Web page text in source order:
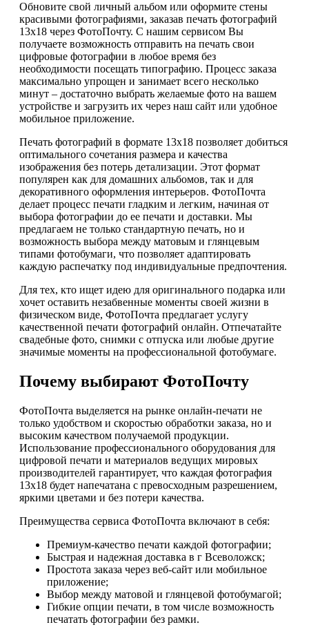
Обновите свой личный альбом или оформите стены
красивыми фотографиями, заказав печать фотографий
13х18 через ФотоПочту. С нашим сервисом Вы
получаете возможность отправить на печать свои
цифровые фотографии в любое время без
необходимости посещать типографию. Процесс заказа
максимально упрощен и занимает всего несколько
минут – достаточно выбрать желаемые фото на вашем
устройстве и загрузить их через наш сайт или удобное
мобильное приложение.
Печать фотографий в формате 13х18 позволяет добиться
оптимального сочетания размера и качества
изображения без потерь детализации. Этот формат
популярен как для домашних альбомов, так и для
декоративного оформления интерьеров. ФотоПочта
делает процесс печати гладким и легким, начиная от
выбора фотографии до ее печати и доставки. Мы
предлагаем не только стандартную печать, но и
возможность выбора между матовым и глянцевым
типами фотобумаги, что позволяет адаптировать
каждую распечатку под индивидуальные предпочтения.
Для тех, кто ищет идею для оригинального подарка или
хочет оставить незабвенные моменты своей жизни в
физическом виде, ФотоПочта предлагает услугу
качественной печати фотографий онлайн. Отпечатайте
свадебные фото, снимки с отпуска или любые другие
значимые моменты на профессиональной фотобумаге.
Почему выбирают ФотоПочту
ФотоПочта выделяется на рынке онлайн-печати не
только удобством и скоростью обработки заказа, но и
высоким качеством получаемой продукции.
Использование профессионального оборудования для
цифровой печати и материалов ведущих мировых
производителей гарантирует, что каждая фотография
13х18 будет напечатана с превосходным разрешением,
яркими цветами и без потери качества.
Преимущества сервиса ФотоПочта включают в себя:
Премиум-качество печати каждой фотографии;
Быстрая и надежная доставка в г Всеволожск;
Простота заказа через веб-сайт или мобильное
приложение;
Выбор между матовой и глянцевой фотобумагой;
Гибкие опции печати, в том числе возможность
печатать фотографии без рамки.